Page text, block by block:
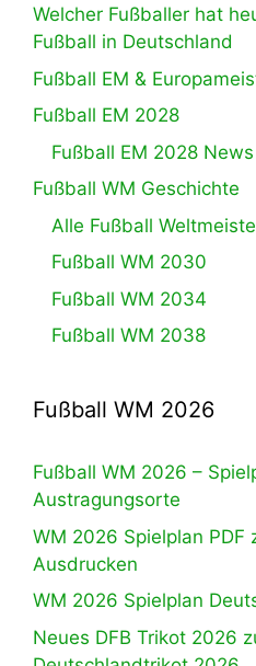
Welcher Fußballer hat
Fußball in Deutschland
Fußball EM &
Fußball EM 2028
Fußball EM 2028 News
Fußball WM Geschichte
Alle Fußball
Fußball WM 2030
Fußball WM 2034
Fußball WM 2038
Fußball WM 2026
Fußball WM 2026 –
Austragungsorte
WM 2026 Spielplan PDF
Ausdrucken
WM 2026 Spielplan
Neues DFB Trikot 2026